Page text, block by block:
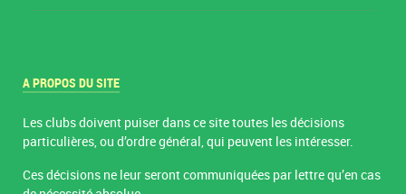
A PROPOS DU SITE
Les clubs doivent puiser dans ce site toutes les décisions
particulières, ou d’ordre général, qui peuvent les intéresser.
Ces décisions ne leur seront communiquées par lettre qu’en cas